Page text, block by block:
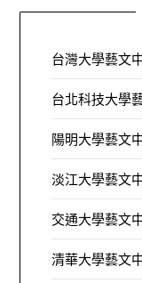
台灣大學藝文
台北科技大學
陽明大學藝文
淡江大學藝文
交通大學藝文
清華大學藝文